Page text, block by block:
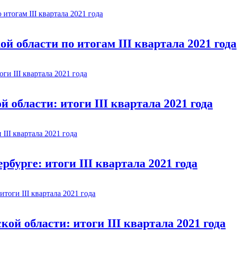
области по итогам III квартала 2021 года
итоги III квартала 2021 года
итоги III квартала 2021 года
области: итоги III квартала 2021 года